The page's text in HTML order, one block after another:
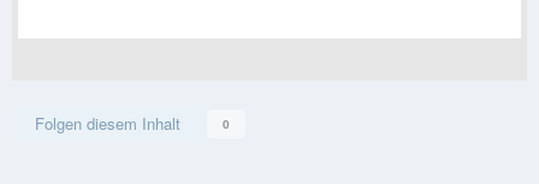
Folgen diesem Inhalt 0